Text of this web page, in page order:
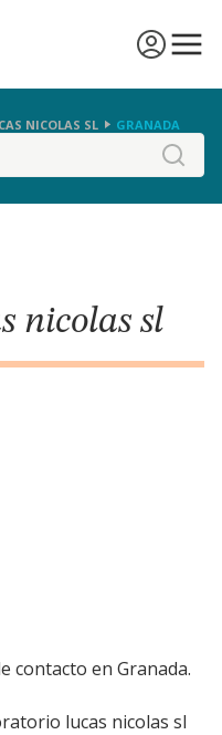
NICOLAS SL GRANADA
nicolas sl
contacto en Granada.
lucas nicolas sl